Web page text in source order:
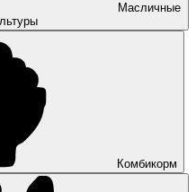
Масличные
Комбикорм